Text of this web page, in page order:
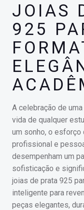
JOIAS
925
A celebração de
vida de qualquer
um sonho, o esforço
profissional e
desempenham um
sofisticação e
joias de prata 925
inteligente para
peças elegantes,